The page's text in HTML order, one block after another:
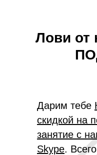
Лови от
Дарим тебе
скидкой на
занятие с
Skype.